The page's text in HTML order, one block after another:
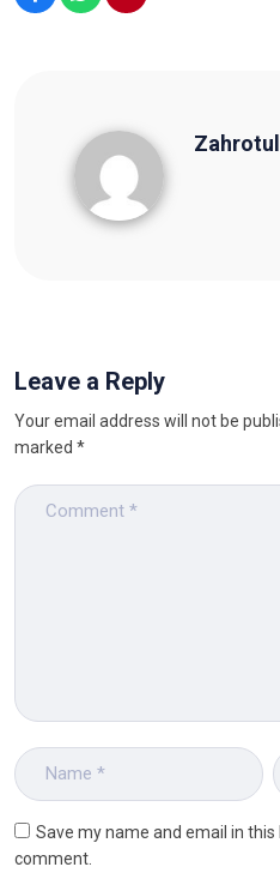
Leave a Reply
Your email address will not be
marked *
Save my name and email in
comment.